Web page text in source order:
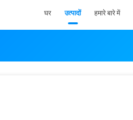
घर उत्पादों हमारे बारे में